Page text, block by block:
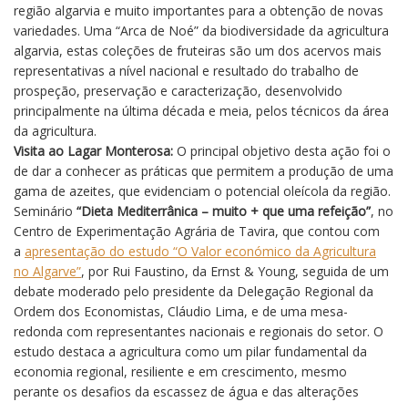
região algarvia e muito importantes para a obtenção de novas
variedades. Uma “Arca de Noé” da biodiversidade da agricultura
algarvia, estas coleções de fruteiras são um dos acervos mais
representativas a nível nacional e resultado do trabalho de
prospeção, preservação e caracterização, desenvolvido
principalmente na última década e meia, pelos técnicos da área
da agricultura.
Visita ao Lagar Monterosa: O principal objetivo desta ação foi o
de dar a conhecer as práticas que permitem a produção de uma
gama de azeites, que evidenciam o potencial oleícola da região.
Seminário “Dieta Mediterrânica – muito + que uma refeição”, no
Centro de Experimentação Agrária de Tavira, que contou com
a apresentação do estudo “O Valor económico da Agricultura
no Algarve”, por Rui Faustino, da Ernst & Young, seguida de um
debate moderado pelo presidente da Delegação Regional da
Ordem dos Economistas, Cláudio Lima, e de uma mesa-
redonda com representantes nacionais e regionais do setor. O
estudo destaca a agricultura como um pilar fundamental da
economia regional, resiliente e em crescimento, mesmo
perante os desafios da escassez de água e das alterações